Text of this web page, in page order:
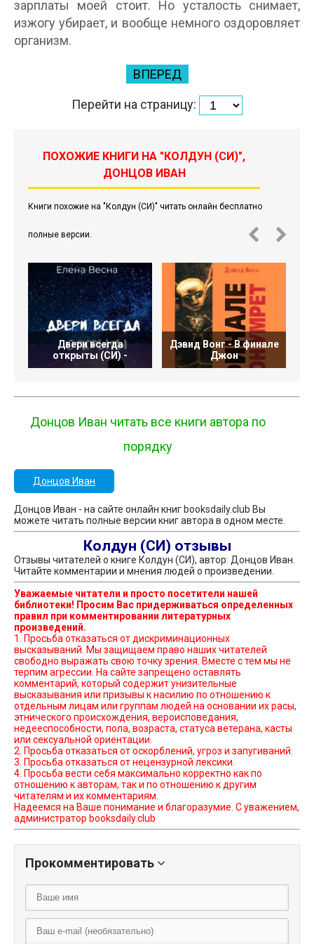
зарплаты моей стоит. Но усталость снимает,
изжогу убирает, и вообще немного оздоровляет
организм.
ВПЕРЕД
Перейти на страницу:
ПОХОЖИЕ КНИГИ НА "КОЛДУН (СИ)",
ДОНЦОВ ИВАН
Книги похожие на "Колдун (СИ)" читать онлайн бесплатно
полные версии.
Двери всегда
открыты (СИ) -
Дэвид Вонг - В финале
Джон
Донцов Иван читать все книги автора по
порядку
Донцов Иван
Донцов Иван - на сайте онлайн книг booksdaily.club Вы
можете читать полные версии книг автора в одном месте.
Колдун (СИ) отзывы
Отзывы читателей о книге Колдун (СИ), автор: Донцов Иван.
Читайте комментарии и мнения людей о произведении.
Уважаемые читатели и просто посетители нашей
библиотеки! Просим Вас придерживаться определенных
правил при комментировании литературных
произведений.
1. Просьба отказаться от дискриминационных
высказываний. Мы защищаем право наших читателей
свободно выражать свою точку зрения. Вместе с тем мы не
терпим агрессии. На сайте запрещено оставлять
комментарий, который содержит унизительные
высказывания или призывы к насилию по отношению к
отдельным лицам или группам людей на основании их расы,
этнического происхождения, вероисповедания,
недееспособности, пола, возраста, статуса ветерана, касты
или сексуальной ориентации.
2. Просьба отказаться от оскорблений, угроз и запугиваний.
3. Просьба отказаться от нецензурной лексики.
4. Просьба вести себя максимально корректно как по
отношению к авторам, так и по отношению к другим
читателям и их комментариям.
Надеемся на Ваше понимание и благоразумие. С уважением,
администратор booksdaily.club
Прокомментировать